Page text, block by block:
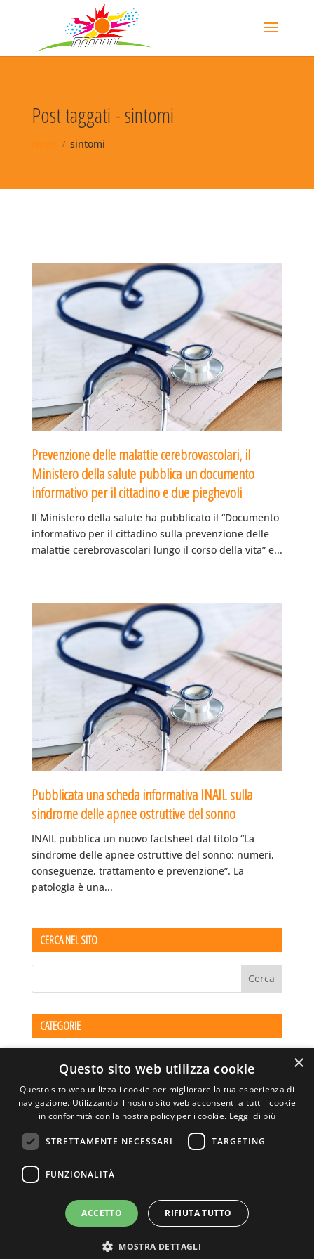
Post taggati - sintomi
sintomi
Prevenzione delle malattie cerebrovascolari, il
Ministero della salute pubblica un documento
informativo per il cittadino e due pieghevoli
Il Ministero della salute ha pubblicato il “Documento
informativo per il cittadino sulla prevenzione delle
malattie cerebrovascolari lungo il corso della vita” e...
Pubblicata una scheda informativa INAIL sulla
sindrome delle apnee ostruttive del sonno
INAIL pubblica un nuovo factsheet dal titolo “La
sindrome delle apnee ostruttive del sonno: numeri,
conseguenze, trattamento e prevenzione”. La
patologia è una...
CERCA NEL SITO
CATEGORIE
DELLA TORRE, 15 – 20127 – MILANO – P. IVA
SITO REALIZZATO DA GRAFICAEFOTO WEB AGENCY –
PARTNER SINTEL
×
Questo sito web utilizza cookie
Questo sito web utilizza i cookie per migliorare la tua esperienza di
navigazione. Utilizzando il nostro sito web acconsenti a tutti i cookie
in conformità con la nostra policy per i cookie. Leggi di più
STRETTAMENTE NECESSARI TARGETING
FUNZIONALITÀ
ACCETTO RIFIUTA TUTTO
MOSTRA DETTAGLI